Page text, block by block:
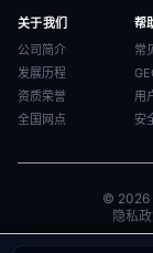
关于我们
公司简介
发展历程
资质荣誉
全国网点
帮
常
用
安
© 2026
隐私